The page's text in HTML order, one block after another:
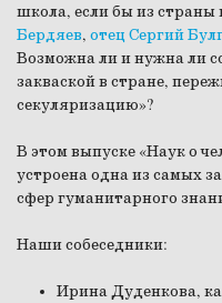
школа, если бы из
Бердяев, отец Сергий
Возможна ли и нужна ли
закваской в стране,
секуляризацию»?
В этом выпуске «Наук о
устроена одна из самых
сфер гуманитарного
Наши собеседники:
Ирина Дуденкова,